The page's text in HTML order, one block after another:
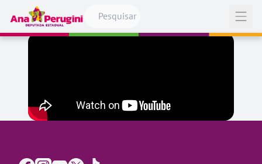
Pular para o conteúdo
Abrir